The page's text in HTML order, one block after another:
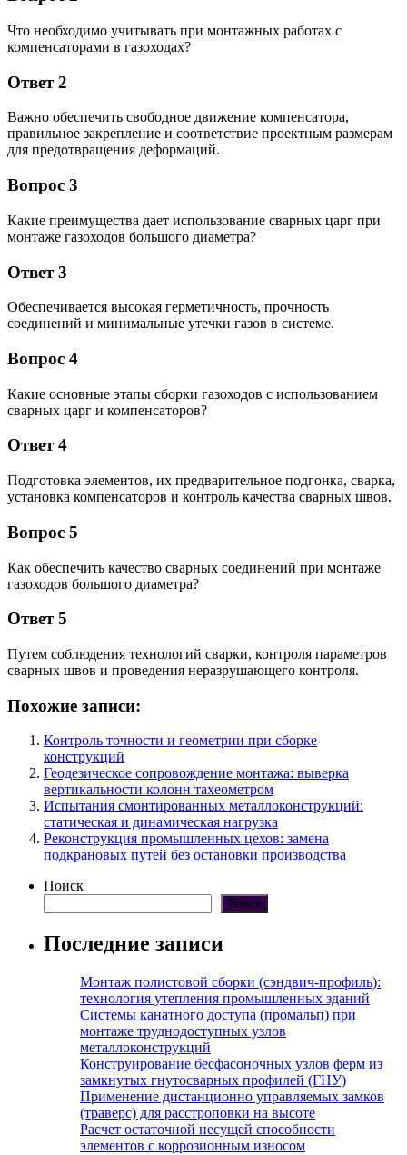
Что необходимо учитывать при монтажных работах с
компенсаторами в газоходах?
Ответ 2
Важно обеспечить свободное движение компенсатора,
правильное закрепление и соответствие проектным размерам
для предотвращения деформаций.
Вопрос 3
Какие преимущества дает использование сварных царг при
монтаже газоходов большого диаметра?
Ответ 3
Обеспечивается высокая герметичность, прочность
соединений и минимальные утечки газов в системе.
Вопрос 4
Какие основные этапы сборки газоходов с использованием
сварных царг и компенсаторов?
Ответ 4
Подготовка элементов, их предварительное подгонка, сварка,
установка компенсаторов и контроль качества сварных швов.
Вопрос 5
Как обеспечить качество сварных соединений при монтаже
газоходов большого диаметра?
Ответ 5
Путем соблюдения технологий сварки, контроля параметров
сварных швов и проведения неразрушающего контроля.
Похожие записи:
Контроль точности и геометрии при сборке
конструкций
Геодезическое сопровождение монтажа: выверка
вертикальности колонн тахеометром
Испытания смонтированных металлоконструкций:
статическая и динамическая нагрузка
Реконструкция промышленных цехов: замена
подкрановых путей без остановки производства
Поиск
Поиск
Последние записи
Монтаж полистовой сборки (сэндвич-профиль):
технология утепления промышленных зданий
Системы канатного доступа (промальп) при
монтаже труднодоступных узлов
металлоконструкций
Конструирование бесфасоночных узлов ферм из
замкнутых гнутосварных профилей (ГНУ)
Применение дистанционно управляемых замков
(траверс) для расстроповки на высоте
Расчет остаточной несущей способности
элементов с коррозионным износом